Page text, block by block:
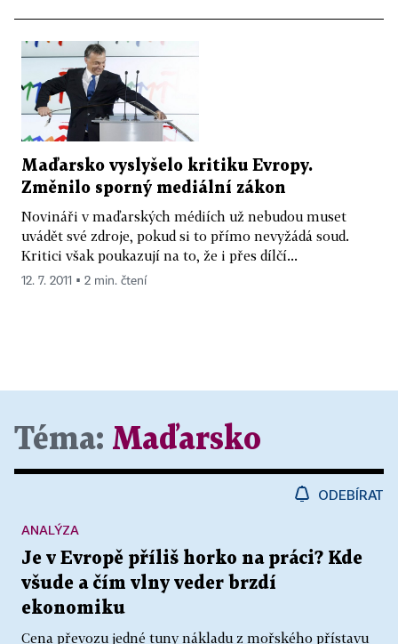
Maďarsko vyslyšelo kritiku Evropy.
Změnilo sporný mediální zákon
Novináři v maďarských médiích už nebudou muset
uvádět své zdroje, pokud si to přímo nevyžádá soud.
Kritici však poukazují na to, že i přes dílčí...
12. 7. 2011 ▪ 2 min. čtení
Téma: Maďarsko
ODEBÍRAT
Je v Evropě příliš horko na práci? Kde
všude a čím vlny veder brzdí
ekonomiku
Cena převozu jedné tuny nákladu z mořského přístavu
ANALÝZA